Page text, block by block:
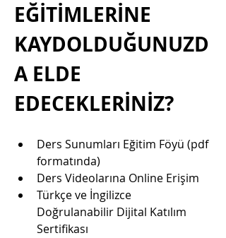
EĞİTİMLERİNE
KAYDOLDUĞUNUZD
A ELDE
EDECEKLERİNİZ?
Ders Sunumları Eğitim Föyü (pdf
formatında)
Ders Videolarına Online Erişim
Türkçe ve İngilizce
Doğrulanabilir Dijital Katılım
Sertifikası